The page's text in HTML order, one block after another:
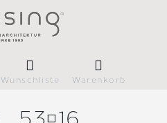
Wunschliste Warenkorb